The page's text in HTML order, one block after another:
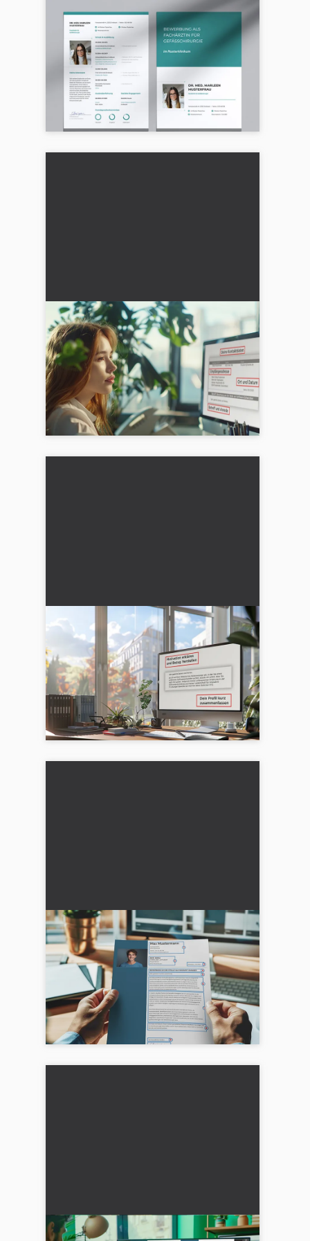
Solicitud: Fuentes, tamaño de
fuente y 12 consejos sobre
procedimiento y diseño
¿Qué fuentes tipográficas son adecuadas
para un currículum vitae y qué tamaño de
letra deberías usar? Además: consejos de
diseño....
Estructura de la carta de solicitud
- Instrucciones para escribir paso
a paso
Estructura de una carta de solicitud: ⇒
Encabezado ⇒ Introducción ⇒ Cuerpo
principal ⇒ Frase de cierre ⇒ Saludo y
firma...
Crear una carta de presentación:
Ejemplos, frases y consejos
prácticos
¡Convence desde el principio en la carta de
solicitud! Estos son nuestros consejos para
un comienzo perfecto en la carta de
presentación....
Documentos de solicitud de
empleo: Cómo completarlos y
enviarlos correctamente
¿Estás preparando tu documentación de
solicitud? Aquí encontrarás todo lo
necesario para la solicitud más una plantilla
gratuita....
Estructura de currículum -